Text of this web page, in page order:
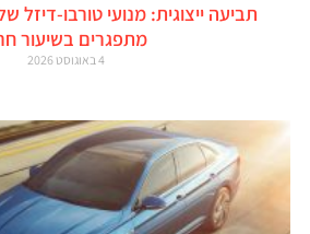
תביעה ייצוגית: מנועי טורבו-דיזל
מתפגרים בשיעור
4 באוגוסט 2026